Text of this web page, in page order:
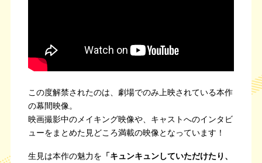
この度解禁されたのは、劇場でのみ上映されている本作
の幕間映像。
映画撮影中のメイキング映像や、キャストへのインタビ
ューをまとめた見どころ満載の映像となっています！
生見は本作の魅力を 「キュンキュンしていただけたり、